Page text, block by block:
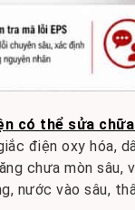
có thể sửa
điện oxy hóa,
chưa mòn
nước vào sâu,